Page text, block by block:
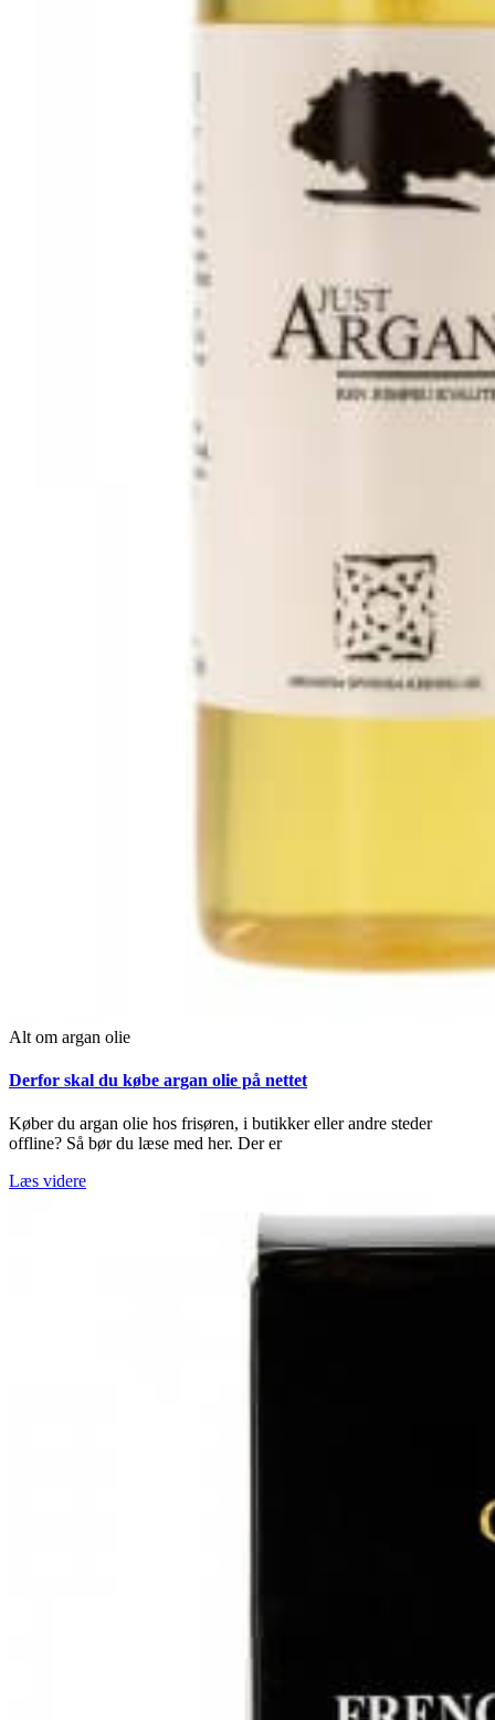
Alt om argan olie
Derfor skal du købe argan olie på nettet
Køber du argan olie hos frisøren, i butikker eller andre steder
offline? Så bør du læse med her. Der er
Læs videre